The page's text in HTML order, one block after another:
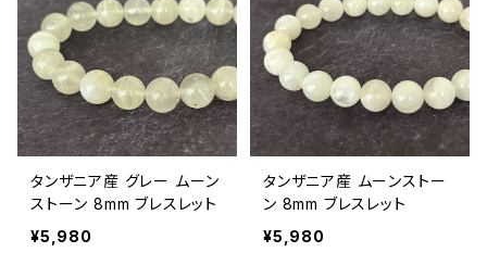
タンザニア産 グレー ムーン
ストーン 8mm ブレスレット
¥5,980
タンザニア産 ムーンストー
ン 8mm ブレスレット
¥5,980